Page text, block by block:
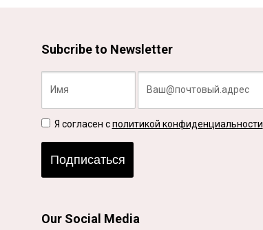
Subcribe to Newsletter
Я согласен сполитикой конфиденциальности
Подписаться
Our Social Media